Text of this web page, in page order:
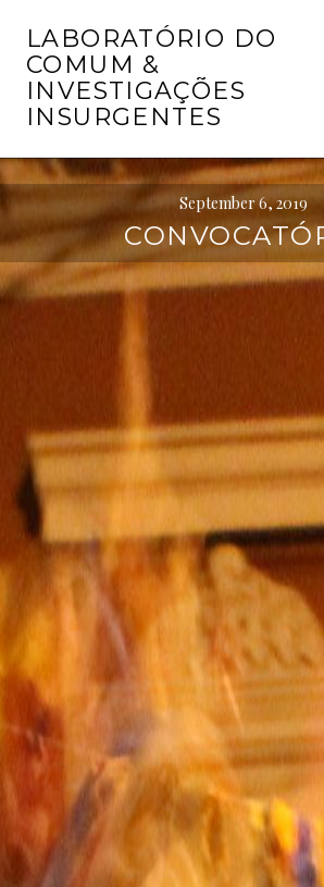
content
LABORATÓRIO DO
COMUM &
INVESTIGAÇÕES
INSURGENTES
September 6, 2019